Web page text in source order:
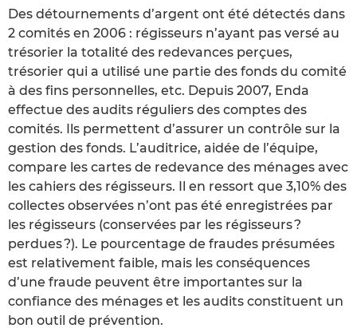
Des détournements d’argent ont été détectés dans
2 comités en 2006 : régisseurs n’ayant pas versé au
trésorier la totalité des redevances perçues,
trésorier qui a utilisé une partie des fonds du comité
à des fins personnelles, etc. Depuis 2007, Enda
effectue des audits réguliers des comptes des
comités. Ils permettent d’assurer un contrôle sur la
gestion des fonds. L’auditrice, aidée de l’équipe,
compare les cartes de redevance des ménages avec
les cahiers des régisseurs. Il en ressort que 3,10% des
collectes observées n’ont pas été enregistrées par
les régisseurs (conservées par les régisseurs ?
perdues ?). Le pourcentage de fraudes présumées
est relativement faible, mais les conséquences
d’une fraude peuvent être importantes sur la
confiance des ménages et les audits constituent un
bon outil de prévention.